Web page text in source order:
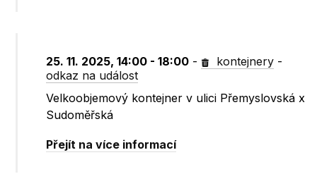
25. 11. 2025, 14:00 - 18:00 - kontejnery -
odkaz na událost
Velkoobjemový kontejner v ulici Přemyslovská x
Sudoměřská
Přejít na více informací